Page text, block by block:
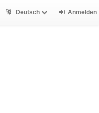
Deutsch Anmelden